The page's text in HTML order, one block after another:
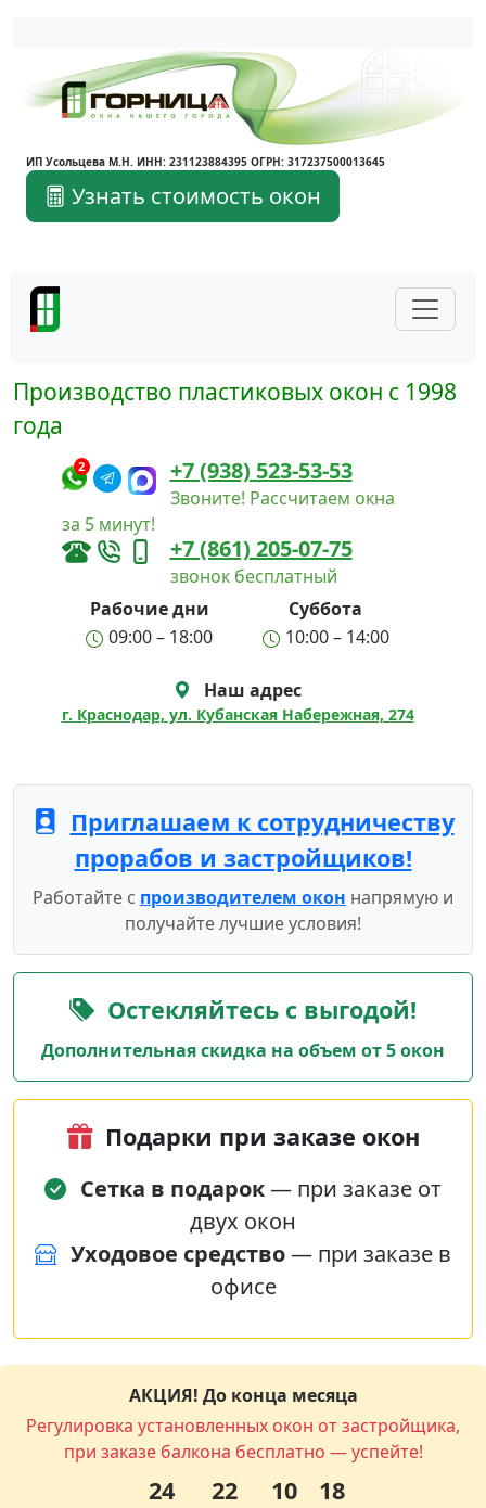
Написать в Max
Написать в Telegram
ИП Усольцева М.Н. ИНН: 231123884395 ОГРН: 317237500013645
Узнать стоимость окон
Производство пластиковых окон с 1998
года
2 +7 (938) 523-53-53
Звоните! Рассчитаем окна
за 5 минут!
+7 (861) 205-07-75
звонок бесплатный
Рабочие дни
Суббота
09:00 – 18:00
10:00 – 14:00
Наш адрес
г. Краснодар, ул. Кубанская Набережная, 274
Приглашаем к сотрудничеству
прорабов и застройщиков!
Работайте с производителем окон напрямую и
получайте лучшие условия!
Остекляйтесь с выгодой!
Дополнительная скидка на объем от 5 окон
Подарки при заказе окон
Сетка в подарок— при заказе от
двух окон
Уходовое средство— при заказе в
офисе
АКЦИЯ! До конца месяца
Регулировка установленных окон от застройщика,
при заказе балкона бесплатно — успейте!
24 22 10 18